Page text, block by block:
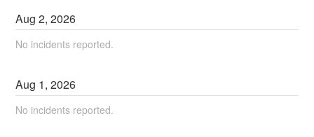
Aug2,2026
No incidents reported.
Aug 1,2026
No incidents reported.